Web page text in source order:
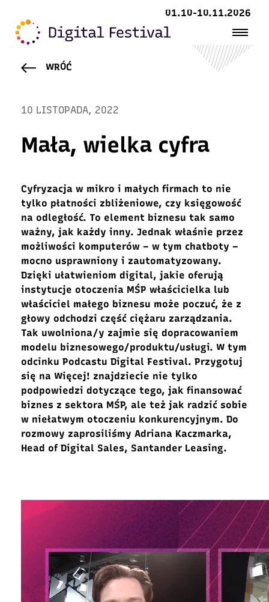
01.10-10.11.2026
WRÓĆ
10 LISTOPADA, 2022
Mała, wielka cyfra
Cyfryzacja w mikro i małych firmach to nie
tylko płatności zbliżeniowe, czy księgowość
na odległość. To element biznesu tak samo
ważny, jak każdy inny. Jednak właśnie przez
możliwości komputerów – w tym chatboty –
mocno usprawniony i zautomatyzowany.
Dzięki ułatwieniom digital, jakie oferują
instytucje otoczenia MŚP właścicielka lub
właściciel małego biznesu może poczuć, że z
głowy odchodzi część ciężaru zarządzania.
Tak uwolniona/y zajmie się dopracowaniem
modelu biznesowego/produktu/usługi. W tym
odcinku Podcastu Digital Festival. Przygotuj
się na Więcej! znajdziecie nie tylko
podpowiedzi dotyczące tego, jak finansować
biznes z sektora MŚP, ale też jak radzić sobie
w niełatwym otoczeniu konkurencyjnym. Do
rozmowy zaprosiliśmy Adriana Kaczmarka,
Head of Digital Sales, Santander Leasing.